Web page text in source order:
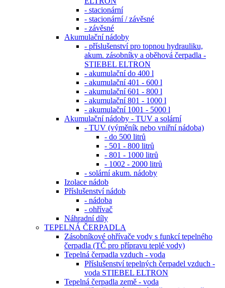
- stacionární
- stacionární / závěsné
- závěsné
Akumulační nádoby
- příslušenství pro topnou hydrauliku,
akum. zásobníky a oběhová čerpadla -
STIEBEL ELTRON
- akumulační do 400 l
- akumulační 401 - 600 l
- akumulační 601 - 800 l
- akumulační 801 - 1000 l
- akumulační 1001 - 5000 l
Akumulační nádoby - TUV a solární
- TUV (výměník nebo vniřní nádoba)
- do 500 litrů
- 501 - 800 litrů
- 801 - 1000 litrů
- 1002 - 2000 litrů
- solární akum. nádoby
Izolace nádob
Příslušenství nádob
- nádoba
- ohřívač
Náhradní díly
TEPELNÁ ČERPADLA
Zásobníkové ohřívače vody s funkcí tepelného
čerpadla (TČ pro přípravu teplé vody)
Tepelná čerpadla vzduch - voda
Příslušenství tepelných čerpadel vzduch -
voda STIEBEL ELTRON
Tepelná čerpadla země - voda